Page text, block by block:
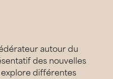
autour du
des nouvelles
différentes